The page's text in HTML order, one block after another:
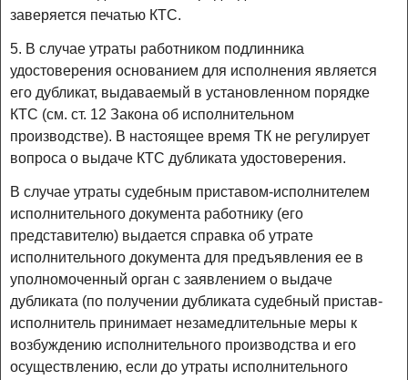
заверяется печатью КТС.
5. В случае утраты работником подлинника
удостоверения основанием для исполнения является
его дубликат, выдаваемый в установленном порядке
КТС (см. ст. 12 Закона об исполнительном
производстве). В настоящее время ТК не регулирует
вопроса о выдаче КТС дубликата удостоверения.
В случае утраты судебным приставом-исполнителем
исполнительного документа работнику (его
представителю) выдается справка об утрате
исполнительного документа для предъявления ее в
уполномоченный орган с заявлением о выдаче
дубликата (по получении дубликата судебный пристав-
исполнитель принимает незамедлительные меры к
возбуждению исполнительного производства и его
осуществлению, если до утраты исполнительного